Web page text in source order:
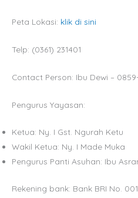
Peta Lokasi: klik di sini
Telp: (0361) 231401
Contact Person: Ibu Dewi –
Pengurus Yayasan:
Ketua: Ny. I Gst. Ngurah Ketu
Wakil Ketua: Ny. I Made Muka
Pengurus Panti Asuhan: Ibu
Rekening bank: Bank BRI No.